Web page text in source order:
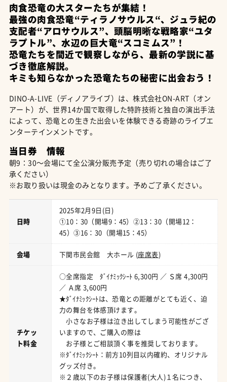
肉食恐竜の大スターたちが集結！
最強の肉食恐竜“ティラノサウルス“、ジュラ紀の
支配者“アロサウルス”、頭脳明晰な戦略家“ユタ
ラプトル”、水辺の巨大竜“スコミムス”！
恐竜たちを間近で観察しながら、最新の学説に基
づき徹底解説。
キミも知らなかった恐竜たちの秘密に出会おう！
DINO-A-LIVE（ディノアライブ）は、株式会社ON-ART（オン
アート）が、世界14か国で取得した特許技術と独自の演出手法
によって、恐竜との生きた出会いを体験できる奇跡のライブエ
ンターテインメントです。
当日券 情報
朝9：30～会場にて全公演分販売予定（売り切れの場合はご了
承ください）
※お取り扱いは現金のみとなります。予めご了承ください。
日時
2025年2月9日(日)
①10：30（開場9：45）②13：30（開場12：
45）③16：30（開場15：45）
会場 下関市民会館 大ホール (座席表)
チケッ
ト料金
○全席指定 ﾀﾞｲﾅﾐｯｸｼｰﾄ 6,300円 ／ Ｓ席 4,300円
／ Ａ席 3,600円
★ﾀﾞｲﾅﾐｯｸｼｰﾄは、恐竜との距離がとても近く、迫
力の舞台を体感頂けます。
小さなお子様は泣き出してしまう可能性がござ
いますので、ご購入の際は
お子様とご相談頂く事を推奨しております。
※ﾀﾞｲﾅﾐｯｸｼｰﾄ：前方10列目以内確約、オリジナル
グッズ付き。
※２歳以下のお子様は保護者(大人)１名につき、